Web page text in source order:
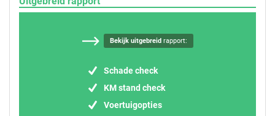
Bekijk uitgebreidrapport:
Schade check
KM stand check
Voertuigopties